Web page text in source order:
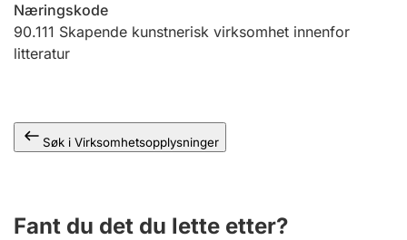
Andre tema
Næringskode
90.111 Skapende kunstnerisk virksomhet innenfor
litteratur
Søk i Virksomhetsopplysninger
Fant du det du lette etter?